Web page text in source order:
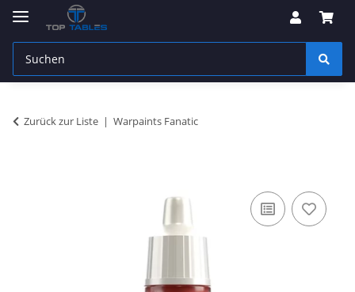
Zurück zur Liste Warpaints Fanatic